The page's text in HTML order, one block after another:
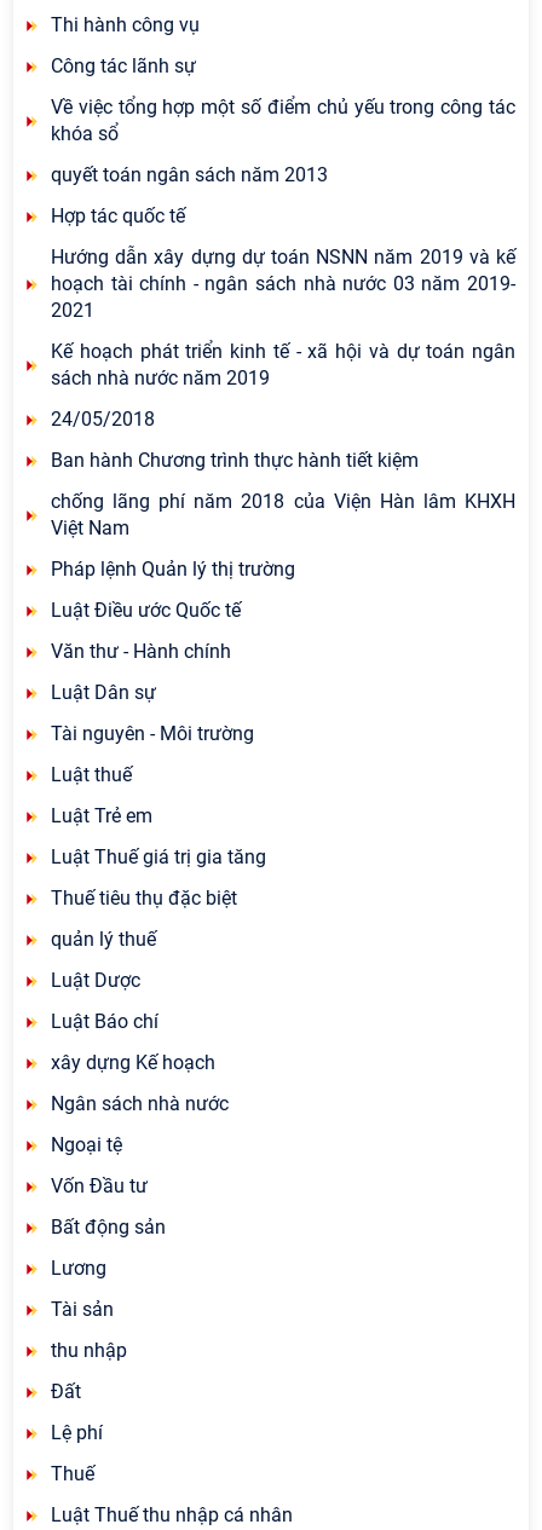
Thi hành công vụ
Công tác lãnh sự
Về việc tổng hợp một số điểm chủ yếu trong công tác
khóa sổ
quyết toán ngân sách năm 2013
Hợp tác quốc tế
Hướng dẫn xây dựng dự toán NSNN năm 2019 và kế
hoạch tài chính - ngân sách nhà nước 03 năm 2019-
2021
Kế hoạch phát triển kinh tế - xã hội và dự toán ngân
sách nhà nước năm 2019
24/05/2018
Ban hành Chương trình thực hành tiết kiệm
chống lãng phí năm 2018 của Viện Hàn lâm KHXH
Việt Nam
Pháp lệnh Quản lý thị trường
Luật Điều ước Quốc tế
Văn thư - Hành chính
Luật Dân sự
Tài nguyên - Môi trường
Luật thuế
Luật Trẻ em
Luật Thuế giá trị gia tăng
Thuế tiêu thụ đặc biệt
quản lý thuế
Luật Dược
Luật Báo chí
xây dựng Kế hoạch
Ngân sách nhà nước
Ngoại tệ
Vốn Đầu tư
Bất động sản
Lương
Tài sản
thu nhập
Đất
Lệ phí
Thuế
Luật Thuế thu nhập cá nhân